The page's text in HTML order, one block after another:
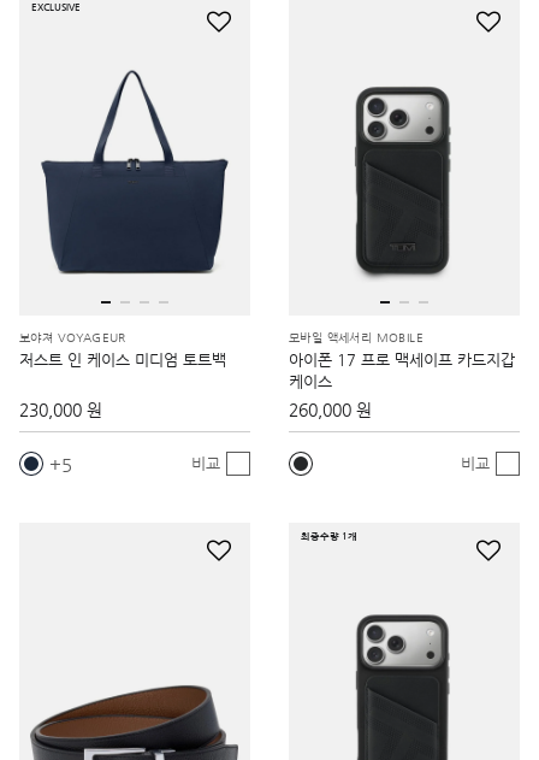
EXCLUSIVE
보야져 VOYAGEUR
저스트 인 케이스 미디엄 토트백
230,000 원
5 비교
모바일 액세서리 MOBILE
아이폰 17 프로 맥세이프 카드지갑
케이스
260,000 원
비교
최종수량 1개